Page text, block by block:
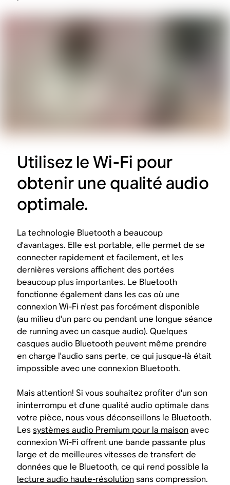
Utilisez le Wi-Fi pour
obtenir une qualité audio
optimale.
La technologie Bluetooth a beaucoup
d'avantages. Elle est portable, elle permet de se
connecter rapidement et facilement, et les
dernières versions affichent des portées
beaucoup plus importantes. Le Bluetooth
fonctionne également dans les cas où une
connexion Wi-Fi n'est pas forcément disponible
(au milieu d'un parc ou pendant une longue séance
de running avec un casque audio). Quelques
casques audio Bluetooth peuvent même prendre
en charge l'audio sans perte, ce qui jusque-là était
impossible avec une connexion Bluetooth.
Mais attention! Si vous souhaitez profiter d'un son
ininterrompu et d'une qualité audio optimale dans
votre pièce, nous vous déconseillons le Bluetooth.
Lessystèmes audio Premium pour la maisonavec
connexion Wi-Fi offrent une bande passante plus
large et de meilleures vitesses de transfert de
données que le Bluetooth, ce qui rend possible la
lecture audio haute-résolutionsans compression.